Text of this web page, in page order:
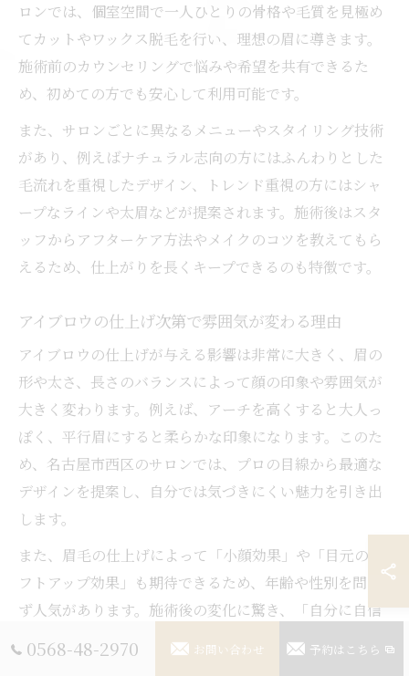
ロンでは、個室空間で一人ひとりの骨格や毛質を見極め
てカットやワックス脱毛を行い、理想の眉に導きます。
施術前のカウンセリングで悩みや希望を共有できるた
め、初めての方でも安心して利用可能です。
また、サロンごとに異なるメニューやスタイリング技術
があり、例えばナチュラル志向の方にはふんわりとした
毛流れを重視したデザイン、トレンド重視の方にはシャ
ープなラインや太眉などが提案されます。施術後はスタ
ッフからアフターケア方法やメイクのコツを教えてもら
えるため、仕上がりを長くキープできるのも特徴です。
アイブロウの仕上げ次第で雰囲気が変わる理由
アイブロウの仕上げが与える影響は非常に大きく、眉の
形や太さ、長さのバランスによって顔の印象や雰囲気が
大きく変わります。例えば、アーチを高くすると大人っ
ぽく、平行眉にすると柔らかな印象になります。このた
め、名古屋市西区のサロンでは、プロの目線から最適な
デザインを提案し、自分では気づきにくい魅力を引き出
します。
また、眉毛の仕上げによって「小顔効果」や「目元のリ
フトアップ効果」も期待できるため、年齢や性別を問わ
ず人気があります。施術後の変化に驚き、「自分に自信
が持てるようになった」といった口コミも多く見受けら
0568-48-2970 お問い合わせ 予約はこちら